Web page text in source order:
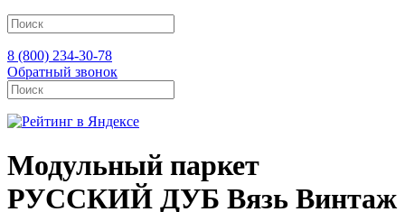
8 (800) 234-30-78
Обратный звонок
Модульный паркет
РУССКИЙ ДУБ Вязь Винтаж